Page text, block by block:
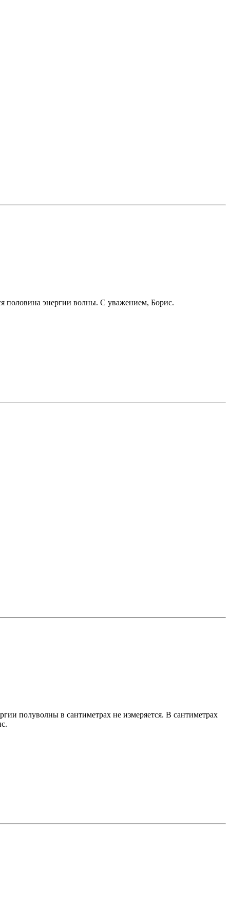
половина энергии волны. С уважением, Борис.
полуволны в сантиметрах не измеряется. В сантиметрах